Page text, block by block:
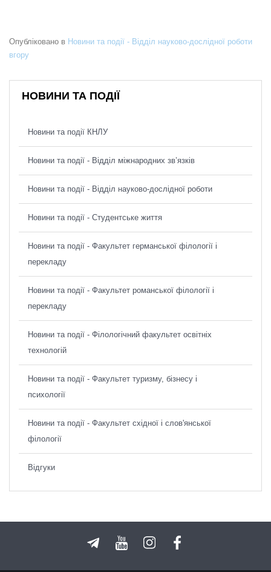
Опубліковано в Новини та події - Відділ науково-дослідної роботи
вгору
НОВИНИ ТА ПОДІЇ
Новини та події КНЛУ
Новини та події - Відділ міжнародних зв’язків
Новини та події - Відділ науково-дослідної роботи
Новини та події - Студентське життя
Новини та події - Факультет германської філології і
перекладу
Новини та події - Факультет романської філології і
перекладу
Новини та події - Філологічний факультет освітніх
технологій
Новини та події - Факультет туризму, бізнесу і
психології
Новини та події - Факультет східної і слов'янської
філології
Відгуки